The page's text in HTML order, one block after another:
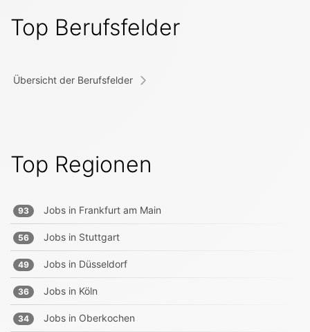
Top Berufsfelder
Übersicht der Berufsfelder
Top Regionen
93 Jobs in Frankfurt am Main
56 Jobs in Stuttgart
49 Jobs in Düsseldorf
36 Jobs in Köln
34 Jobs in Oberkochen